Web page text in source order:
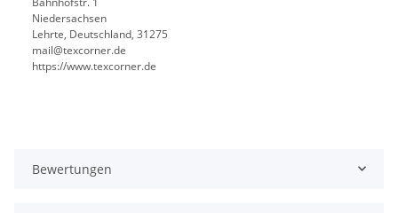
Niedersachsen
Lehrte, Deutschland, 31275
mail@texcorner.de
https://www.texcorner.de
Bewertungen